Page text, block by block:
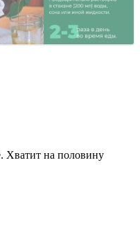
Хватит на половину